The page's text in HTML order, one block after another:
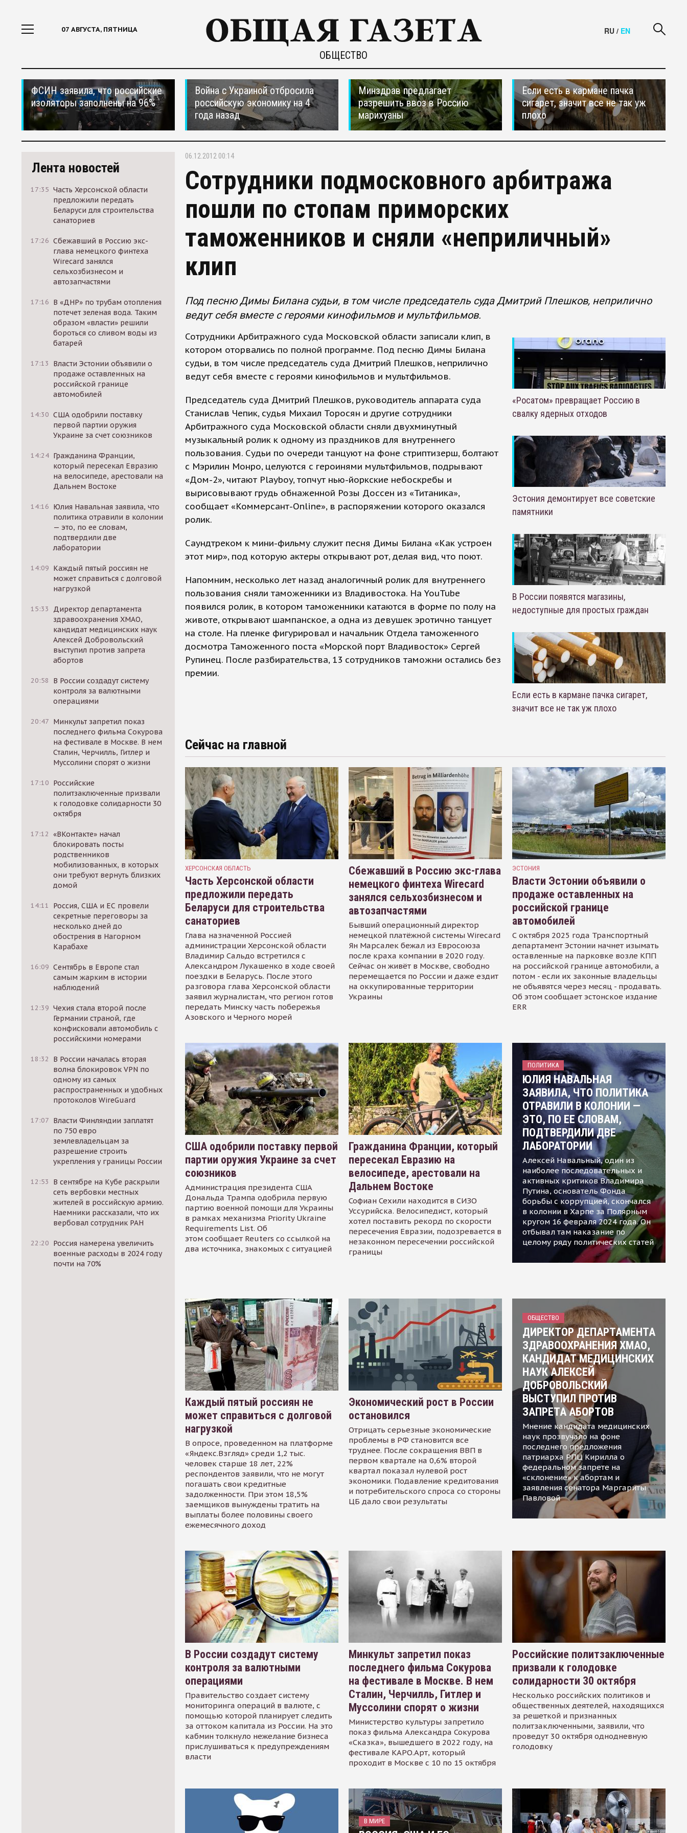
07 АВГУСТА, ПЯТНИЦА
ОБЩЕСТВО
RU / EN
ФСИН заявила, что российские
изоляторы заполнены на 96%
Война с Украиной отбросила
российскую экономику на 4
года назад
Минздрав предлагает
разрешить ввоз в Россию
марихуаны
Если есть в кармане пачка
сигарет, значит все не так уж
плохо
Лента новостей
17:35 Часть Херсонской области
предложили передать
Беларуси для строительства
санаториев
17:26 Сбежавший в Россию экс-
глава немецкого финтеха
Wirecard занялся
сельхозбизнесом и
автозапчастями
17:16 В «ДНР» по трубам отопления
потечет зеленая вода. Таким
образом «власти» решили
бороться со сливом воды из
батарей
17:13
Власти Эстонии объявили о
продаже оставленных на
российской границе
автомобилей
14:30 США одобрили поставку
первой партии оружия
Украине за счет союзников
14:24 Гражданина Франции,
который пересекал Евразию
на велосипеде, арестовали на
Дальнем Востоке
14:16 Юлия Навальная заявила, что
политика отравили в колонии
— это, по ее словам,
подтвердили две
лаборатории
14:09 Каждый пятый россиян не
может справиться с долговой
нагрузкой
15:33
Директор департамента
здравоохранения ХМАО,
кандидат медицинских наук
Алексей Добровольский
выступил против запрета
абортов
20:58
В России создадут систему
контроля за валютными
операциями
20:47 Минкульт запретил показ
последнего фильма Сокурова
на фестивале в Москве. В нем
Сталин, Черчилль, Гитлер и
Муссолини спорят о жизни
17:10 Российские
политзаключенные призвали
к голодовке солидарности 30
октября
17:12 «ВКонтакте» начал
блокировать посты
родственников
мобилизованных, в которых
они требуют вернуть близких
домой
14:11
Россия, США и ЕС провели
секретные переговоры за
несколько дней до
обострения в Нагорном
Карабахе
16:09 Сентябрь в Европе стал
самым жарким в истории
наблюдений
12:39 Чехия стала второй после
Германии страной, где
конфисковали автомобиль с
российскими номерами
18:32
В России началась вторая
волна блокировок VPN по
одному из самых
распространенных и удобных
протоколов WireGuard
17:07 Власти Финляндии заплатят
по 750 евро
землевладельцам за
разрешение строить
укрепления у границы России
12:53
В сентябре на Кубе раскрыли
сеть вербовки местных
жителей в российскую армию.
Наемники рассказали, что их
вербовал сотрудник РАН
22:20 Россия намерена увеличить
военные расходы в 2024 году
почти на 70%
06.12.2012 00:14
Сотрудники подмосковного арбитража
пошли по стопам приморских
таможенников и сняли «неприличный»
клип
Под песню Димы Билана судьи, в том числе председатель суда Дмитрий Плешков, неприлично
ведут себя вместе с героями кинофильмов и мультфильмов.
Сотрудники Арбитражного суда Московской области записали клип, в
котором оторвались по полной программе. Под песню Димы Билана
судьи, в том числе председатель суда Дмитрий Плешков, неприлично
ведут себя вместе с героями кинофильмов и мультфильмов.
Председатель суда Дмитрий Плешков, руководитель аппарата суда
Станислав Чепик, судья Михаил Торосян и другие сотрудники
Арбитражного суда Московской области сняли двухминутный
музыкальный ролик к одному из праздников для внутреннего
пользования. Судьи по очереди танцуют на фоне стриптизерш, болтают
с Мэрилин Монро, целуются с героинями мультфильмов, подрывают
«Дом-2», читают Playboy, топчут нью-йоркские небоскребы и
вырисовывают грудь обнаженной Розы Доссен из «Титаника»,
сообщает «Коммерсант-Online», в распоряжении которого оказался
ролик.
Саундтреком к мини-фильму служит песня Димы Билана «Как устроен
этот мир», под которую актеры открывают рот, делая вид, что поют.
Напомним, несколько лет назад аналогичный ролик для внутреннего
пользования сняли таможенники из Владивостока. На YouTube
появился ролик, в котором таможенники катаются в форме по полу на
животе, открывают шампанское, а одна из девушек эротично танцует
на столе. На пленке фигурировал и начальник Отдела таможенного
досмотра Таможенного поста «Морской порт Владивосток» Сергей
Рупинец. После разбирательства, 13 сотрудников таможни остались без
премии.
«Росатом» превращает Россию в
свалку ядерных отходов
Эстония демонтирует все советские
памятники
В России появятся магазины,
недоступные для простых граждан
Если есть в кармане пачка сигарет,
значит все не так уж плохо
Сейчас на главной
ХЕРСОНСКАЯ ОБЛАСТЬ
Часть Херсонской области
предложили передать
Беларуси для строительства
санаториев
Глава назначенной Россией
администрации Херсонской области
Владимир Сальдо встретился с
Александром Лукашенко в ходе своей
поездки в Беларусь. После этого
разговора глава Херсонской области
заявил журналистам, что регион готов
передать Минску часть побережья
Азовского и Черного морей
Сбежавший в Россию экс-глава
немецкого финтеха Wirecard
занялся сельхозбизнесом и
автозапчастями
Бывший операционный директор
немецкой платёжной системы Wirecard
Ян Марсалек бежал из Евросоюза
после краха компании в 2020 году.
Сейчас он живёт в Москве, свободно
перемещается по России и даже ездит
на оккупированные территории
Украины
ЭСТОНИЯ
Власти Эстонии объявили о
продаже оставленных на
российской границе
автомобилей
С октября 2025 года Транспортный
департамент Эстонии начнет изымать
оставленные на парковке возле КПП
на российской границе автомобили, а
потом - если их законные владельцы
не объявятся через месяц - продавать.
Об этом сообщает эстонское издание
ERR
США одобрили поставку первой
партии оружия Украине за счет
союзников
Администрация президента США
Дональда Трампа одобрила первую
партию военной помощи для Украины
в рамках механизма Priority Ukraine
Requirements List. Об
этом сообщает Reuters со ссылкой на
два источника, знакомых с ситуацией
Гражданина Франции, который
пересекал Евразию на
велосипеде, арестовали на
Дальнем Востоке
Софиан Сехили находится в СИЗО
Уссурийска. Велосипедист, который
хотел поставить рекорд по скорости
пересечения Евразии, подозревается в
незаконном пересечении российской
границы
ПОЛИТИКА
ЮЛИЯ НАВАЛЬНАЯ
ЗАЯВИЛА, ЧТО ПОЛИТИКА
ОТРАВИЛИ В КОЛОНИИ —
ЭТО, ПО ЕЕ СЛОВАМ,
ПОДТВЕРДИЛИ ДВЕ
ЛАБОРАТОРИИ
Алексей Навальный, один из
наиболее последовательных и
активных критиков Владимира
Путина, основатель Фонда
борьбы с коррупцией, скончался
в колонии в Харпе за Полярным
кругом 16 февраля 2024 года. Он
отбывал там наказание по
целому ряду политических статей
Каждый пятый россиян не
может справиться с долговой
нагрузкой
В опросе, проведенном на платформе
«Яндекс.Взгляд» среди 1,2 тыс.
человек старше 18 лет, 22%
респондентов заявили, что не могут
погашать свои кредитные
задолженности. При этом 18,5%
заемщиков вынуждены тратить на
выплаты более половины своего
ежемесячного доход
Экономический рост в России
остановился
Отрицать серьезные экономические
проблемы в РФ становится все
труднее. После сокращения ВВП в
первом квартале на 0,6% второй
квартал показал нулевой рост
экономики. Подавление кредитования
и потребительского спроса со стороны
ЦБ дало свои результаты
ОБЩЕСТВО
ДИРЕКТОР ДЕПАРТАМЕНТА
ЗДРАВООХРАНЕНИЯ ХМАО,
КАНДИДАТ МЕДИЦИНСКИХ
НАУК АЛЕКСЕЙ
ДОБРОВОЛЬСКИЙ
ВЫСТУПИЛ ПРОТИВ
ЗАПРЕТА АБОРТОВ
Мнение кандидата медицинских
наук прозвучало на фоне
последнего предложения
патриарха РПЦ Кирилла о
федеральном запрете на
«склонение» к абортам и
заявления сенатора Маргариты
Павловой
В России создадут систему
контроля за валютными
операциями
Правительство создает систему
мониторинга операций в валюте, с
помощью которой планирует следить
за оттоком капитала из России. На это
кабмин толкнуло нежелание бизнеса
прислушиваться к предупреждениям
власти
Минкульт запретил показ
последнего фильма Сокурова
на фестивале в Москве. В нем
Сталин, Черчилль, Гитлер и
Муссолини спорят о жизни
Министерство культуры запретило
показ фильма Александра Сокурова
«Сказка», вышедшего в 2022 году, на
фестивале КАРО.Арт, который
проходит в Москве с 10 по 15 октября
Российские политзаключенные
призвали к голодовке
солидарности 30 октября
Несколько российских политиков и
общественных деятелей, находящихся
за решеткой и признанных
политзаключенными, заявили, что
проведут 30 октября однодневную
голодовку
В МИРЕ